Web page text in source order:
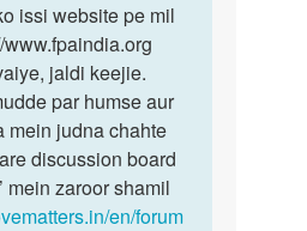
issi website pe mil
jaldi keejie.
par humse aur
mein judna chahte
discussion board
mein zaroor shamil
en/forum